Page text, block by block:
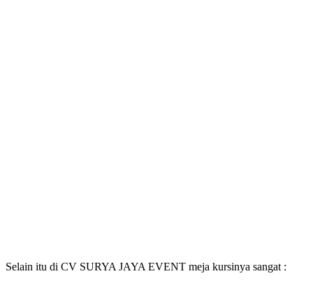
Selain itu di CV SURYA JAYA EVENT meja kursinya sangat :